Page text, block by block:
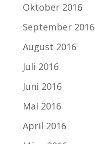
Oktober 2016
September 2016
August 2016
Juli 2016
Juni 2016
Mai 2016
April 2016